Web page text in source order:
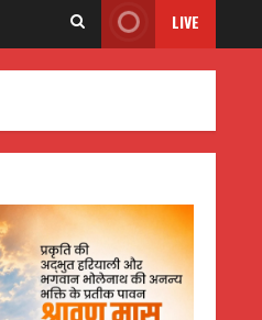
LIVE